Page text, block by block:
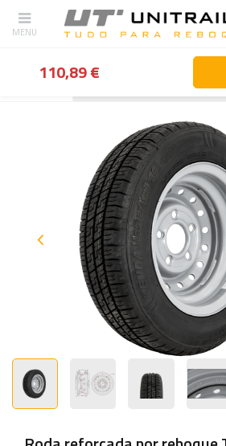
Rodas
110,89 €